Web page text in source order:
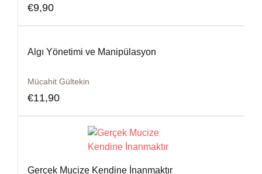
€9,90
Algı Yönetimi ve Manipülasyon
Mücahit Gültekin
€11,90
Gerçek Mucize Kendine İnanmaktır